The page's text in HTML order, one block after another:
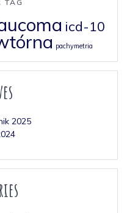
TAG
icd-10
pachymetria
2025